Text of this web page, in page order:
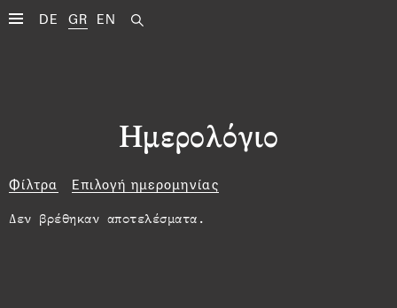
DE GR EN
Ημερολόγιο
Φίλτρα Επιλογή ημερομηνίας
Δεν βρέθηκαν αποτελέσματα.